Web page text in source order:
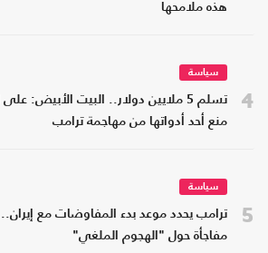
هذه ملامحها
4
سياسة
تسلم 5 ملايين دولار.. البيت الأبيض:
منع أحد أدواتها من مهاجمة ترامب
5
سياسة
ترامب يحدد موعد بدء المفاوضات مع
مفاجأة حول "الهجوم الملغي"